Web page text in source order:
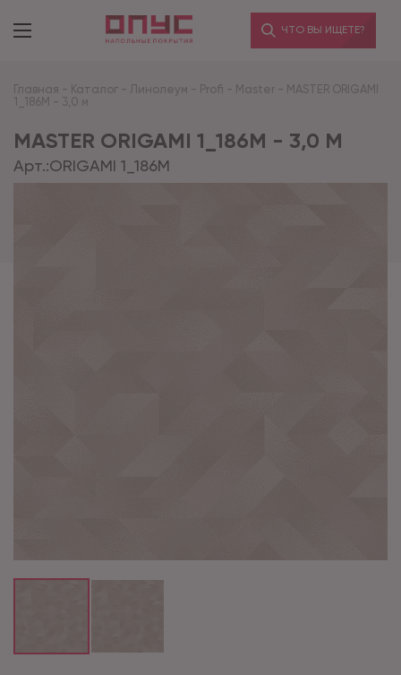
ЧТО ВЫ ИЩЕТЕ?
Главная - Каталог - Линолеум - Profi - Master - MASTER ORIGAMI
1_186M - 3,0 м
MASTER ORIGAMI 1_186M - 3,0 М
Арт.:ORIGAMI 1_186M